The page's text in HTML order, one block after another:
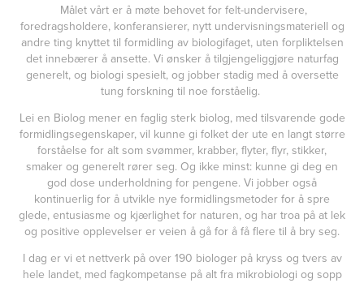
Målet vårt er å møte behovet for felt-undervisere,
foredragsholdere, konferansierer, nytt undervisningsmateriell og
andre ting knyttet til formidling av biologifaget, uten forpliktelsen
det innebærer å ansette. Vi ønsker å tilgjengeliggjøre naturfag
generelt, og biologi spesielt, og jobber stadig med å oversette
tung forskning til noe forståelig.
Lei en Biolog mener en faglig sterk biolog, med tilsvarende gode
formidlingsegenskaper, vil kunne gi folket der ute en langt større
forståelse for alt som svømmer, krabber, flyter, flyr, stikker,
smaker og generelt rører seg. Og ikke minst: kunne gi deg en
god dose underholdning for pengene. Vi jobber også
kontinuerlig for å utvikle nye formidlingsmetoder for å spre
glede, entusiasme og kjærlighet for naturen, og har troa på at lek
og positive opplevelser er veien å gå for å få flere til å bry seg.
I dag er vi et nettverk på over 190 biologer på kryss og tvers av
hele landet, med fagkompetanse på alt fra mikrobiologi og sopp